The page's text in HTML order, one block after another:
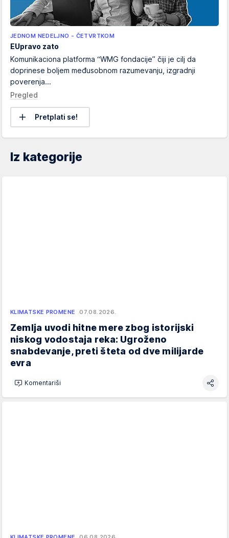
JEDNOM NEDELJNO - ČETVRTKOM
EUpravo zato
Komunikaciona platforma “WMG fondacije” čiji je cilj da
doprinese boljem međusobnom razumevanju, izgradnji
poverenja...
Pregled
Pretplati se!
Iz kategorije
KLIMATSKE PROMENE 07.08.2026.
Zemlja uvodi hitne mere zbog istorijski
niskog vodostaja reka: Ugroženo
snabdevanje, preti šteta od dve milijarde
evra
Komentariši